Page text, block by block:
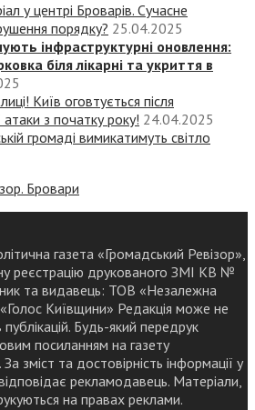
у центрі Броварів. Сучасне
порядку? 25.04.2025
інфраструктурні оновлення:
біля лікарні та укриття в
Київ оговтується після
з початку року! 24.04.2025
громаді вимикатимуть світло
Бровари
газета «Громадський Ревізор»,
реєстрацію друкованого ЗМІ КВ №
та видавець: ТОВ «Незалежна
Київщини» Редакція може не
Будь-який передрук
посиланням на газету
зміст та достовірність інформації у
рекламодавець. Матеріали,
на правах реклами.